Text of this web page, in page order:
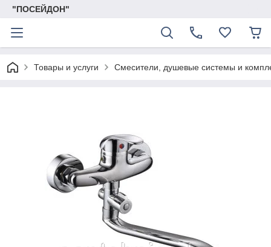
"ПОСЕЙДОН"
Товары и услуги Смесители, душевые системы и